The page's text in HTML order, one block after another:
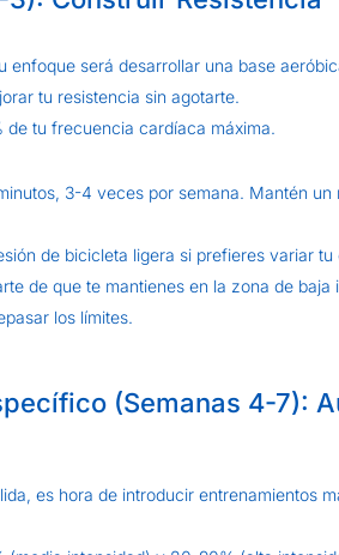
enfoque será desarrollar una base
tu resistencia sin agotarte.
de tu frecuencia cardíaca máxima.
3-4 veces por semana. Mantén
de bicicleta ligera si prefieres variar
de que te mantienes en la zona de
los límites.
(Semanas 4-7):
es hora de introducir entrenamientos